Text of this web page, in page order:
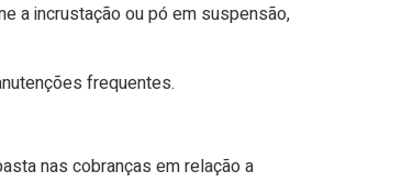
a incrustação ou pó em suspensão,
frequentes.
nas cobranças em relação a